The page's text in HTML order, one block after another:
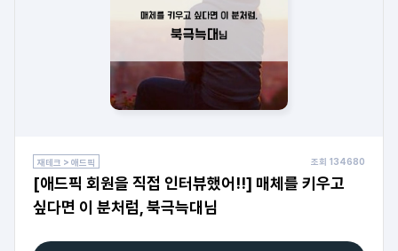
재테크 > 애드픽 조회 134680
[애드픽 회원을 직접 인터뷰했어!!] 매체를 키우고
싶다면 이 분처럼, 북극늑대님